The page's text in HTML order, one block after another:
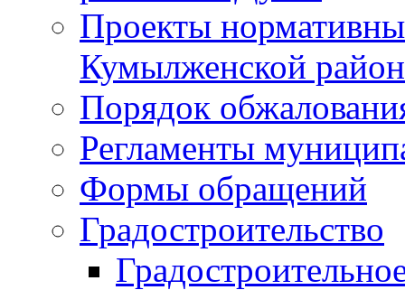
Проекты
Кумылженской
Порядок
Регламенты
Формы обращений
Градостроительство